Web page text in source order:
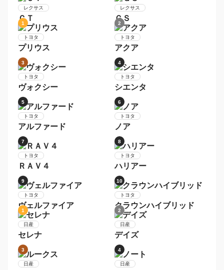
プリウス
7
日産
セレナ
8
トヨタ
アクア
9
ヴォクシー
10
デイズ
1
レクサス
ＮＸ
2
レクサス
ＲＸ
3
レクサス
ＬＳ
4
レクサス
ＩＳ
5
レクサス
ＣＴ
6
レクサス
ＧＳ
1
トヨタ
プリウス
2
トヨタ
アクア
3
トヨタ
ヴォクシー
4
トヨタ
シエンタ
5
トヨタ
アルファード
6
トヨタ
ノア
7
トヨタ
ＲＡＶ４
8
トヨタ
ハリアー